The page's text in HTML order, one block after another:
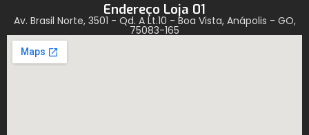
Endereço Loja 01
Av. Brasil Norte, 3501 - Qd. A Lt.10 - Boa Vista, Anápolis - GO,
75083-165